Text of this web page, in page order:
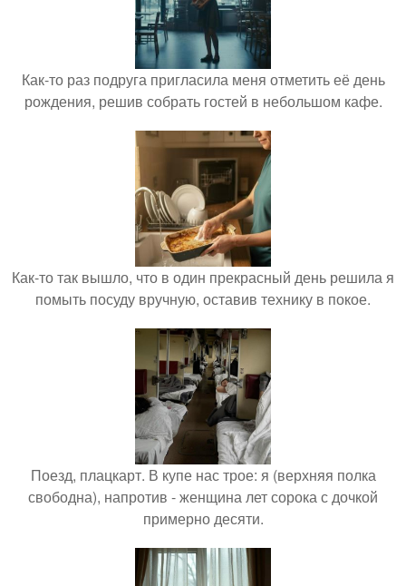
Как-то раз подруга пригласила меня отметить её день
рождения, решив собрать гостей в небольшом кафе.
Как-то так вышло, что в один прекрасный день решила я
помыть посуду вручную, оставив технику в покое.
Поезд, плацкарт. В купе нас трое: я (верхняя полка
свободна), напротив - женщина лет сорока с дочкой
примерно десяти.